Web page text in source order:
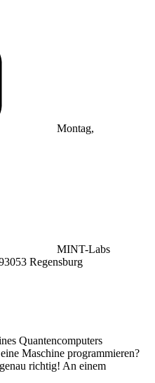
Montag,
MINT-Labs
Regensburg
Quantencomputers
Maschine programmieren?
richtig! An einem